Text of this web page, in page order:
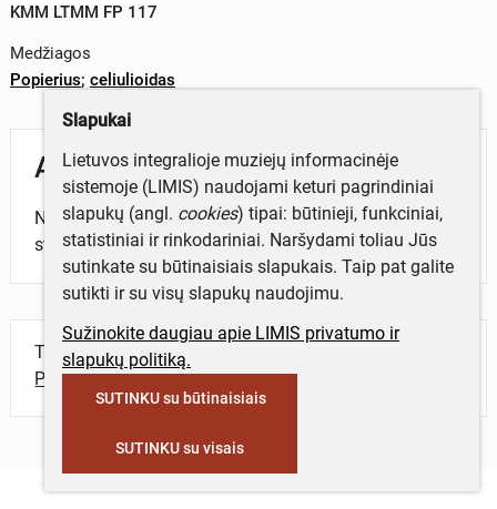
KMM LTMM FP 117
Medžiagos
Popierius; celiulioidas
Aprašymas
Negatyvo ir nuotraukos kopija. Kauno radiofono
studija.
Turite daugiau informacijos apie objektą?
Parašykite mums!
Slapukai
Lietuvos integralioje muziejų informacinėje
sistemoje (LIMIS) naudojami keturi pagrindiniai
slapukų (angl. cookies) tipai: būtinieji, funkciniai,
statistiniai ir rinkodariniai. Naršydami toliau Jūs
sutinkate su būtinaisiais slapukais. Taip pat galite
sutikti ir su visų slapukų naudojimu.
Sužinokite daugiau apie LIMIS privatumo ir
slapukų politiką.
SUTINKU su būtinaisiais
SUTINKU su visais